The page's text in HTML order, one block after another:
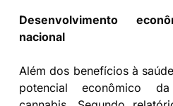
Desenvolvimento
nacional
Além dos benefícios à
potencial econômico